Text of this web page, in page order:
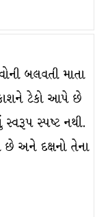
બલવતી માતા
ટેકો આપે છે
સ્પષ્ટ નથી.
છે અને દક્ષનો તેના